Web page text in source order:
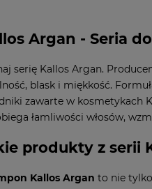
Argan - Seria
serię Kallos Argan.
blask i miękkość.
zawarte w kosmetykach
łamliwości włosów,
produkty z serii
Kallos Argan to nie tylko